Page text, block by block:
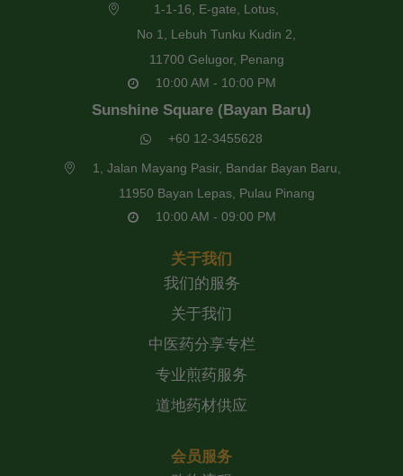
1-1-16, E-gate, Lotus,
No 1, Lebuh Tunku Kudin 2,
11700 Gelugor, Penang
10:00 AM - 10:00 PM
Sunshine Square (Bayan Baru)
+60 12-3455628
1, Jalan Mayang Pasir, Bandar Bayan Baru,
11950 Bayan Lepas, Pulau Pinang
10:00 AM - 09:00 PM
关于我们
我们的服务
关于我们
中医药分享专栏
专业煎药服务
道地药材供应
会员服务